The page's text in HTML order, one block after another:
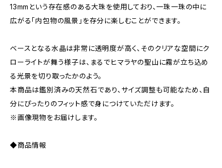
13mmという存在感のある大珠を使用しており、一珠一珠の中に
広がる「内包物の風景」を存分に楽しむことができます。
ベースとなる水晶は非常に透明度が高く、そのクリアな空間にク
ローライトが舞う様子は、まるでヒマラヤの聖山に霧が立ち込め
る光景を切り取ったかのよう。
本商品は鑑別済みの天然石であり、サイズ調整も可能なため、自
分にぴったりのフィット感で身につけていただけます。
※画像現物をお届けします。
◆商品情報